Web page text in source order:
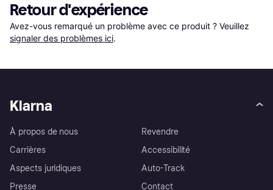
Retour d'expérience
Avez-vous remarqué un problème avec ce produit ? Veuillez
signaler des problèmes ici.
Klarna
À propos de nous
Carrières
Aspects juridiques
Presse
Revendre
Accessibilité
Auto-Track
Contact